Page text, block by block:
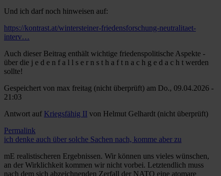
Und ich darf noch hinweisen auf:
https://kontrast.at/wintersteiner-friedensforschung-neutralitaet-
interv…
Auch dieser Beitrag enthält wichtige friedenspolitische Aspekte -
über die j e d e n f a l l s e r n s t h a f t n a c h g e d a c h t werden
sollte!
Gespeichert von max freitag (nicht überprüft) am Do., 09.04.2026 -
21:03
Antwort auf Kriegsfähig II von Helmut Gelhardt (nicht überprüft)
Permalink
ich denke auch über solche Sachen nach, komme aber zu
mE realistischeren Ergebnissen. Wir können uns vieles wünschen,
an der Wirklichkeit kommen wir nicht vorbei. Letztendlich muss
nach dem sich abzeichnenden Zerfall der NATO eine atomare